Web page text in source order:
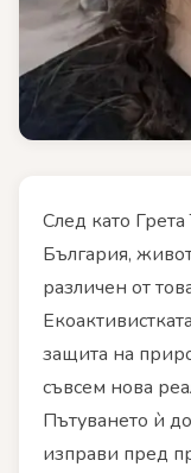
След като
България,
различен от
защита на
съвсем нова
Пътуването ѝ
изправи пред